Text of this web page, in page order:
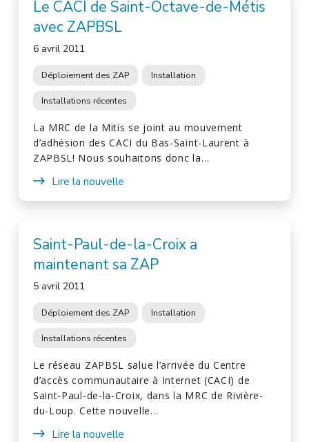
Le CACI de Saint-Octave-de-Métis
avec ZAPBSL
6 avril 2011
Déploiement des ZAP Installation
Installations récentes
La MRC de la Mitis se joint au mouvement
d’adhésion des CACI du Bas-Saint-Laurent à
ZAPBSL! Nous souhaitons donc la…
Lire la nouvelle
Saint-Paul-de-la-Croix a
maintenant sa ZAP
5 avril 2011
Déploiement des ZAP Installation
Installations récentes
Le réseau ZAPBSL salue l’arrivée du Centre
d’accès communautaire à Internet (CACI) de
Saint-Paul-de-la-Croix, dans la MRC de Rivière-
du-Loup. Cette nouvelle…
Lire la nouvelle